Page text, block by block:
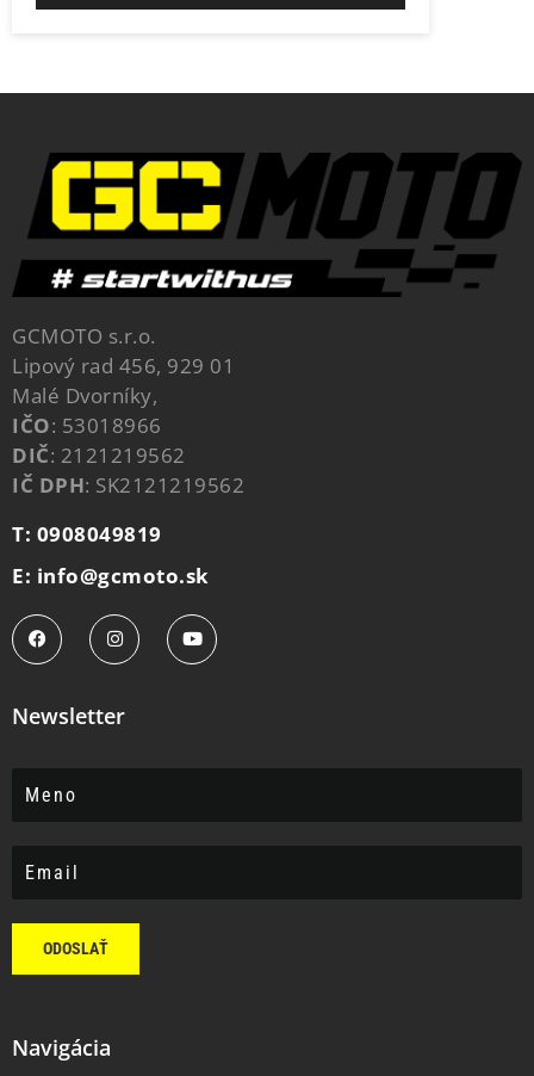
GCMOTO s.r.o.
Lipový rad 456, 929 01
Malé Dvorníky,
IČO: 53018966
DIČ: 2121219562
IČ DPH: SK2121219562
T: 0908049819
E: info@gcmoto.sk
Newsletter
ODOSLAŤ
Navigácia